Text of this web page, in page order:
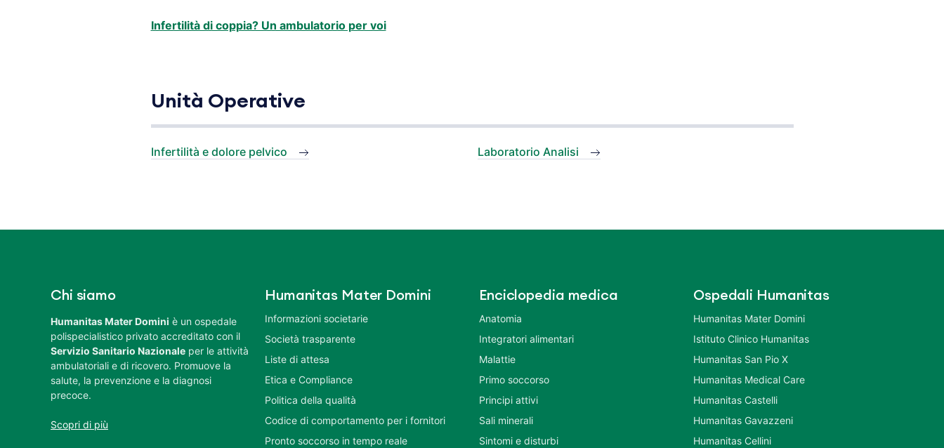
Infertilità di coppia? Un ambulatorio per voi
Unità Operative
Infertilità e dolore pelvico Laboratorio Analisi
Chi siamo
Humanitas Mater Domini è un ospedale
polispecialistico privato accreditato con il
Servizio Sanitario Nazionale per le attività
ambulatoriali e di ricovero. Promuove la
salute, la prevenzione e la diagnosi
precoce.
Scopri di più
Humanitas Mater Domini
Informazioni societarie
Società trasparente
Liste di attesa
Etica e Compliance
Politica della qualità
Codice di comportamento per i fornitori
Pronto soccorso in tempo reale
Enciclopedia medica
Anatomia
Integratori alimentari
Malattie
Primo soccorso
Principi attivi
Sali minerali
Sintomi e disturbi
Ospedali Humanitas
Humanitas Mater Domini
Istituto Clinico Humanitas
Humanitas San Pio X
Humanitas Medical Care
Humanitas Castelli
Humanitas Gavazzeni
Humanitas Cellini